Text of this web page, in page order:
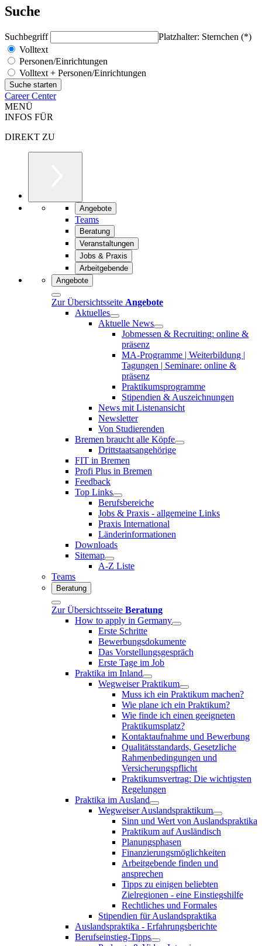
Suche
Suchbegriff
Platzhalter: Sternchen (*)
Volltext
Personen/Einrichtungen
Volltext + Personen/Einrichtungen
Career Center
MENÜ
INFOS FÜR
DIREKT ZU
Angebote
Teams
Beratung
Veranstaltungen
Jobs & Praxis
Arbeitgebende
Angebote
Zur Übersichtsseite Angebote
Aktuelles
Aktuelle News
Jobmessen & Recruiting: online &
präsenz
MA-Programme | Weiterbildung |
Tagungen | Seminare: online &
präsenz
Praktikumsprogramme
Stipendien & Auszeichnungen
News mit Listenansicht
Newsletter
Von Studierenden
Bremen braucht alle Köpfe
Drittstaatsangehörige
FIT in Bremen
Profi Plus in Bremen
Feedback
Top Links
Berufsbereiche
Jobs & Praxis - allgemeine Links
Praxis International
Länderinformationen
Downloads
Sitemap
A-Z Liste
Teams
Beratung
Zur Übersichtsseite Beratung
How to apply in Germany
Erste Schritte
Bewerbungsdokumente
Das Vorstellungsgespräch
Erste Tage im Job
Praktika im Inland
Wegweiser Praktikum
Muss ich ein Praktikum machen?
Wie plane ich ein Praktikum?
Wie finde ich einen geeigneten
Praktikumsplatz?
Kontaktaufnahme und Bewerbung
Qualitätsstandards, Gesetzliche
Rahmenbedingungen und
Versicherungspflicht
Praktikumsvertrag: Die wichtigsten
Regelungen
Praktika im Ausland
Wegweiser Auslandspraktikum
Sinn und Wert von Auslandspraktika
Praktikum auf Ausländisch
Planungsphasen
Finanzierungsmöglichkeiten
Arbeitgebende finden und
ansprechen
Tipps zu einigen beliebten
Zielregionen - eine Einstiegshilfe
Rechtliches und Formales
Stipendien für Auslandspraktika
Auslandspraktika - Erfahrungsberichte
Berufseinstieg-Tipps